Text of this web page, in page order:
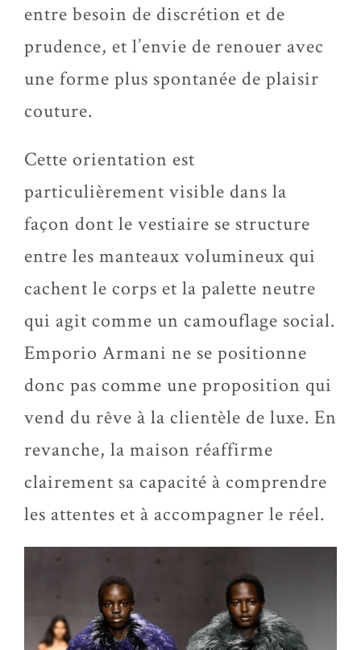
entre besoin de discrétion et de
prudence, et l’envie de renouer avec
une forme plus spontanée de plaisir
couture.
Cette orientation est
particulièrement visible dans la
façon dont le vestiaire se structure
entre les manteaux volumineux qui
cachent le corps et la palette neutre
qui agit comme un camouflage social.
Emporio Armani ne se positionne
donc pas comme une proposition qui
vend du rêve à la clientèle de luxe. En
revanche, la maison réaffirme
clairement sa capacité à comprendre
les attentes et à accompagner le réel.